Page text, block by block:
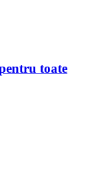
toate